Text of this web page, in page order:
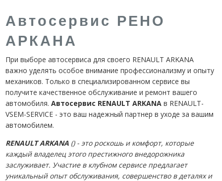
Автосервис РЕНО
АРКАНА
При выборе автосервиса для своего RENAULT ARKANA
важно уделять особое внимание профессионализму и опыту
механиков. Только в специализированном сервисе вы
получите качественное обслуживание и ремонт вашего
автомобиля. Автосервис RENAULT ARKANAв RENAULT-
VSEM-SERVICE - это ваш надежный партнер в уходе за вашим
автомобилем.
RENAULT ARKANA() - это роскошь и комфорт, которые
каждый владелец этого престижного внедорожника
заслуживает. Участие в клубном сервисе предлагает
уникальный опыт обслуживания, совершенство в деталях и